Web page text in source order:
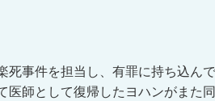
死事件を担当し、有罪に持ち込ん
医師として復帰したヨハンがまた